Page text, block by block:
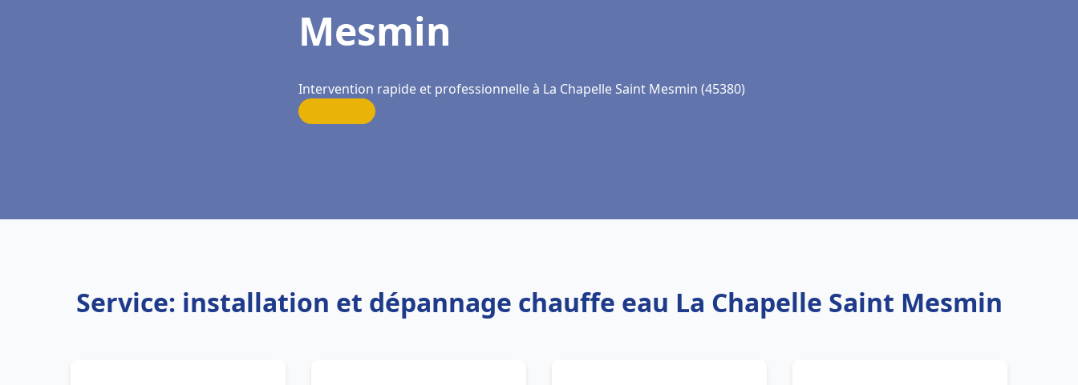
Mesmin
Intervention rapide et professionnelle à La Chapelle Saint Mesmin (45380)
Service: installation et dépannage chauffe eau La Chapelle Saint Mesmin